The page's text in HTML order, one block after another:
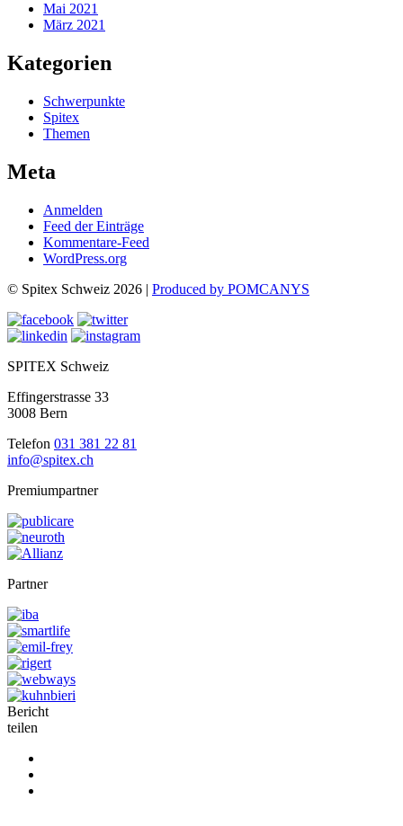
Mai 2021
März 2021
Kategorien
Schwerpunkte
Spitex
Themen
Meta
Anmelden
Feed der Einträge
Kommentare-Feed
WordPress.org
© Spitex Schweiz 2026 | Produced by POMCANYS
SPITEX Schweiz
Effingerstrasse 33
3008 Bern
Telefon 031 381 22 81
info@spitex.ch
Premiumpartner
Partner
Bericht
teilen